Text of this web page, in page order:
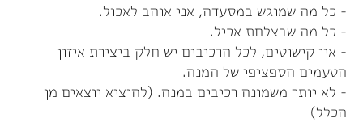
- כל מה שמוגש במסעדה, אני אוהב לאכול.
- כל מה שבצלחת אכיל.
- אין קישוטים, לכל הרכיבים יש חלק ביצירת איזון
הטעמים הספציפי של המנה.
- לא יותר משמונה רכיבים במנה. (להוציא יוצאים מן
הכלל)